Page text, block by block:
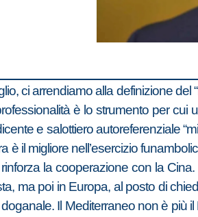
ci arrendiamo alla definizione
è lo strumento per
e salottiero autoreferenziale
è il migliore nell’esercizio
la cooperazione con la
ma poi in Europa, al posto di
Il Mediterraneo non è più